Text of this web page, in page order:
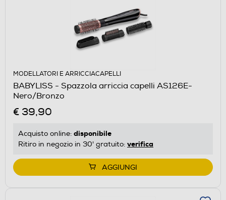
MODELLATORI E ARRICCIACAPELLI
BABYLISS - Spazzola arriccia capelli AS126E-
Nero/Bronzo
€ 39,90
Acquisto online: disponibile
Ritiro in negozio in 30' gratuito: verifica
AGGIUNGI